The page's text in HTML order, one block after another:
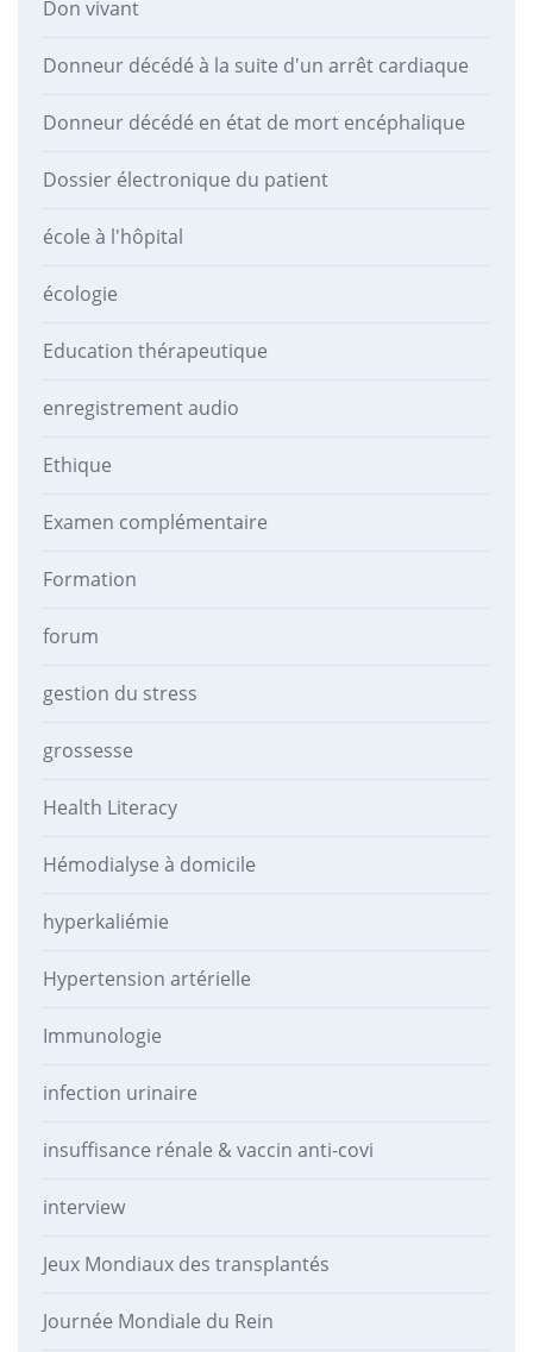
Don vivant
Donneur décédé à la suite d'un arrêt cardiaque
Donneur décédé en état de mort encéphalique
Dossier électronique du patient
école à l'hôpital
écologie
Education thérapeutique
enregistrement audio
Ethique
Examen complémentaire
Formation
forum
gestion du stress
grossesse
Health Literacy
Hémodialyse à domicile
hyperkaliémie
Hypertension artérielle
Immunologie
infection urinaire
insuffisance rénale & vaccin anti-covi
interview
Jeux Mondiaux des transplantés
Journée Mondiale du Rein